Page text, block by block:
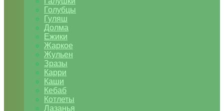
Голубцы
Гуляш
Долма
Ежики
Жаркое
Жульен
Зразы
Карри
Каши
Кебаб
Котлеты
Лазанья